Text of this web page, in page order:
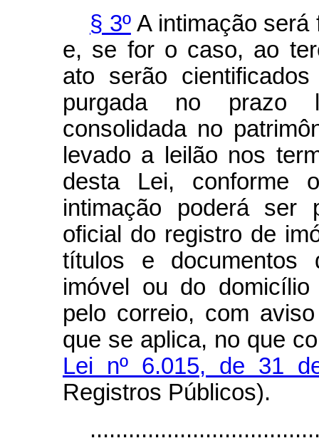
§ 3ºA intimação será
e, se for o caso, ao
ato serão
purgada no prazo
consolidada no
levado a leilão nos
desta Lei, conforme
intimação poderá ser
oficial do registro de
títulos e documentos
imóvel ou do
pelo correio, com
que se aplica, no que
Lei nº 6.015, de 31
Registros Públicos).